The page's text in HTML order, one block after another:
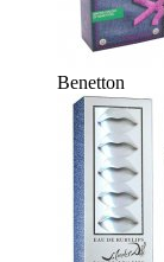
Benetton